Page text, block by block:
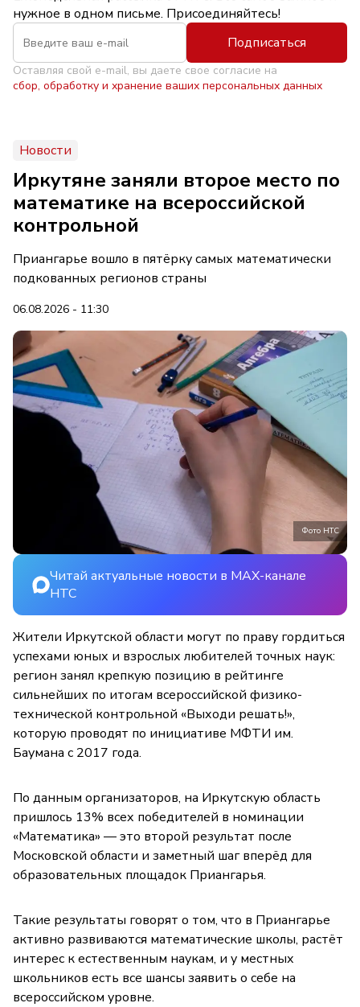
нужное в одном письме. Присоединяйтесь!
Подписаться
Оставляя свой e-mail, вы даете свое согласие на
сбор, обработку и хранение ваших персональных данных
Новости
Иркутяне заняли второе место по
математике на всероссийской
контрольной
Приангарье вошло в пятёрку самых математически
подкованных регионов страны
06.08.2026 - 11:30
Фото НТС
Читай актуальные новости в MAX-канале
НТС
Жители Иркутской области могут по праву гордиться
успехами юных и взрослых любителей точных наук:
регион занял крепкую позицию в рейтинге
сильнейших по итогам всероссийской физико-
технической контрольной «Выходи решать!»,
которую проводят по инициативе МФТИ им.
Баумана с 2017 года.
По данным организаторов, на Иркутскую область
пришлось 13% всех победителей в номинации
«Математика» — это второй результат после
Московской области и заметный шаг вперёд для
образовательных площадок Приангарья.
Такие результаты говорят о том, что в Приангарье
активно развиваются математические школы, растёт
интерес к естественным наукам, и у местных
школьников есть все шансы заявить о себе на
всероссийском уровне.